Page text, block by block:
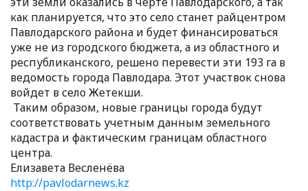
как планируется, что это село станет райцентром
Павлодарского района и будет финансироваться
уже не из городского бюджета, а из областного и
республиканского, решено перевести эти 193 га в
ведомость города Павлодара. Этот участвок снова
войдет в село Жетекши.
Таким образом, новые границы города будут
соответствовать учетным данным земельного
кадастра и фактическим границам областного
центра.
Елизавета Весленёва
http://pavlodarnews.kz